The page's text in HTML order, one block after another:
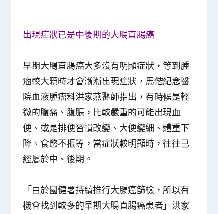
出現症狀已是中後期的大腸直腸癌
早期大腸直腸癌大多沒有明顯症狀，等到腫
瘤較大顆時才會漸漸出現症狀，馬偕紀念醫
院血液腫瘤科洪家燕醫師指出，有時候是輕
微的腹痛、腹脹，比較嚴重的可能出現血
便、或是排便習慣改變、大便變細、體重下
降、食慾不振等，當症狀較明顯時，往往已
經屬於中、後期。
「由於國健署持續推行大腸癌篩檢，所以有
機會找到較多的早期大腸直腸癌患者」洪家